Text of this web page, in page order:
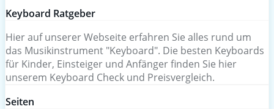
Keyboard Ratgeber
Hier auf unserer Webseite erfahren Sie alles rund um
das Musikinstrument "Keyboard". Die besten Keyboards
für Kinder, Einsteiger und Anfänger finden Sie hier
unserem Keyboard Check und Preisvergleich.
Seiten